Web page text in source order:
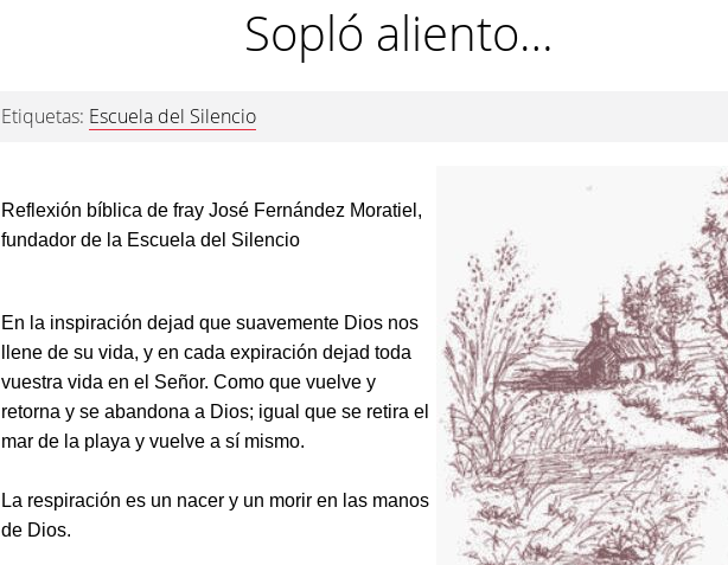
Sopló aliento…
Etiquetas: Escuela del Silencio
Reflexión bíblica de fray José Fernández Moratiel,
fundador de la Escuela del Silencio
En la inspiración dejad que suavemente Dios nos
llene de su vida, y en cada expiración dejad toda
vuestra vida en el Señor. Como que vuelve y
retorna y se abandona a Dios; igual que se retira el
mar de la playa y vuelve a sí mismo.
La respiración es un nacer y un morir en las manos
de Dios.